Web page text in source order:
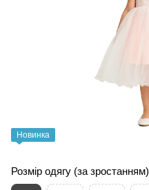
Новинка
Розмір одягу (за зростанням)